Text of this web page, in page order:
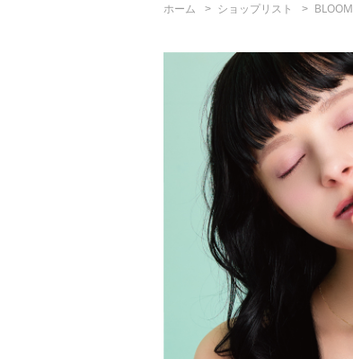
ホーム ショップリスト BLOOM